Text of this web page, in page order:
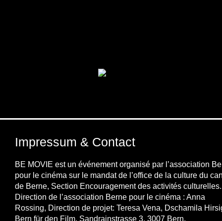
Impressum & Contact
BE MOVIE est un événement organisé par l’association
pour le cinéma sur le mandat de l’office de la culture du
de Berne, Section Encouragement des activités culturelles.
Direction de l’association Berne pour le cinéma : Anna
Rossing, Direction de projet: Teresa Vena, Dschamila
Bern für den Film, Sandrainstrasse 3, 3007 Bern,